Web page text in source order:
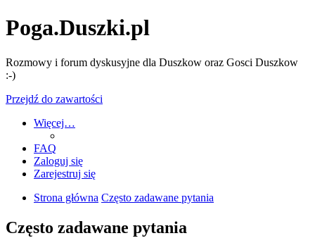
Poga.Duszki.pl
Rozmowy i forum dyskusyjne dla Duszkow oraz Gosci Duszkow
:-)
Przejdź do zawartości
Więcej…
FAQ
Zaloguj się
Zarejestruj się
Strona główna Często zadawane pytania
Często zadawane pytania